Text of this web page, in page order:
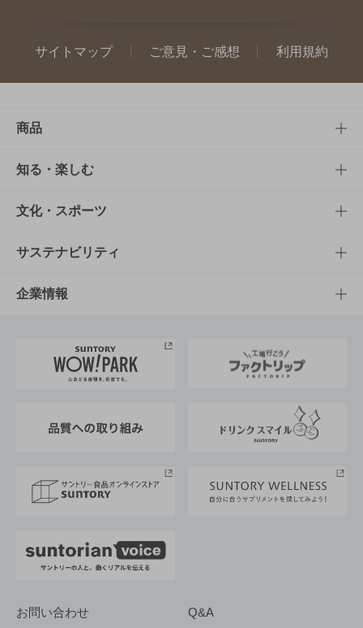
サイトマップ ご意見・ご感想 利用規約
商品
商品TOP
商品一覧
商品発売情報
栄養成分一覧
知る・楽しむ
知る・楽しむTOP
キャンペーン
工場見学
地域情報
文化・スポーツ
文化・スポーツTOP
サントリーホール
サントリーサンバーズ大阪
サステナビリティ
サステナビリティTOP
サントリーが考えるサステナビリティ経営
企業情報
企業概要
採用情報
お問い合わせ Q&A